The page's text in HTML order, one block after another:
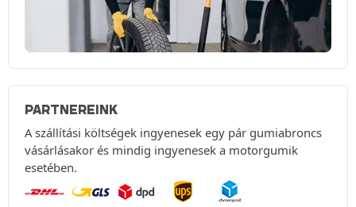
PARTNEREINK
A szállítási költségek ingyenesek egy pár gumiabroncs
vásárlásakor és mindig ingyenesek a motorgumik
esetében.